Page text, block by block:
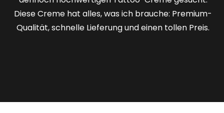
mir die Sicherheit, ein wirklich erstklassiges Produkt
zu erhalten, und die schnelle Lieferung war